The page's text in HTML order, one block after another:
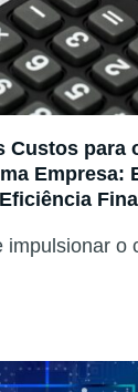
Custos para
Empresa:
impulsionar o